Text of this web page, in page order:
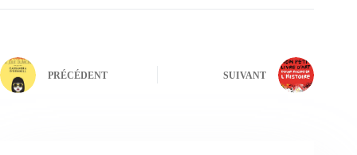
PRÉCÉDENT SUIVANT